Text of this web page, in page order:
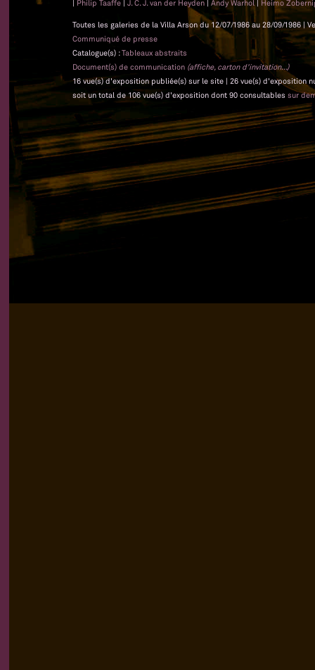
| Philip Taaffe | J. C. J. van der Heyden | Andy Warhol | Heimo
Toutes les galeries de la Villa Arson du 12/07/1986 au 28/09/1986 |
Communiqué de presse
Catalogue(s) :Tableaux abstraits
Document(s) de communication (affiche, carton d'invitation...)
16 vue(s) d'exposition publiée(s) sur le site | 26 vue(s) d'exposition
soit un total de 106 vue(s) d'exposition dont 90 consultables sur